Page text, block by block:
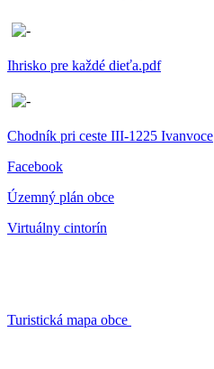
Ihrisko pre každé dieťa.pdf
Chodník pri ceste III-1225 Ivanvoce
Facebook
Územný plán obce
Virtuálny cintorín
Turistická mapa obce